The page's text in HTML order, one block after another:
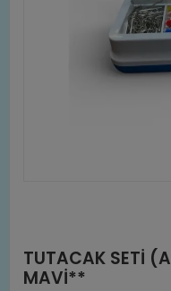
TUTACAK SETİ
MAVİ**